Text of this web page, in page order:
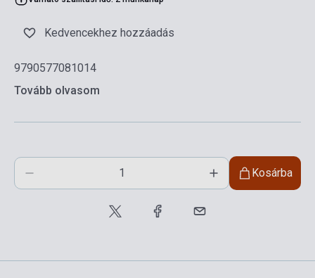
Kedvencekhez hozzáadás
9790577081014
Tovább olvasom
Kosárba